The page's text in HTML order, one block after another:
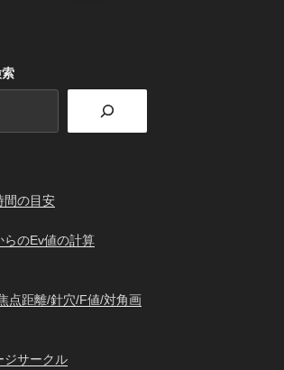
間の目安
らのEv値の計算
点距離/針穴/F値/対角画
ジサークル